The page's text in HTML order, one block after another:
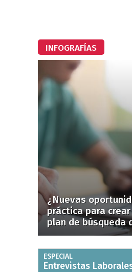
INFOGRAFÍAS
¿Nuevas
práctica para crear
plan de búsqueda
ESPECIAL
Entrevistas